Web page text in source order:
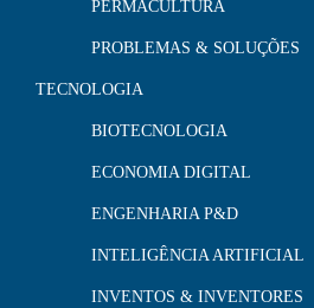
PERMACULTURA
PROBLEMAS & SOLUÇÕES
TECNOLOGIA
BIOTECNOLOGIA
ECONOMIA DIGITAL
ENGENHARIA P&D
INTELIGÊNCIA ARTIFICIAL
INVENTOS & INVENTORES